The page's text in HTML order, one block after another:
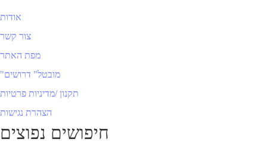
אודות
צור קשר
מפת האתר
"מובטל" דרושים
תקנון /מדיניות פרטיות
הצהרת נגישות
חיפושים נפוצים